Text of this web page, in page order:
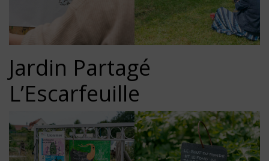
Jardin Partagé
L’Escarfeuille